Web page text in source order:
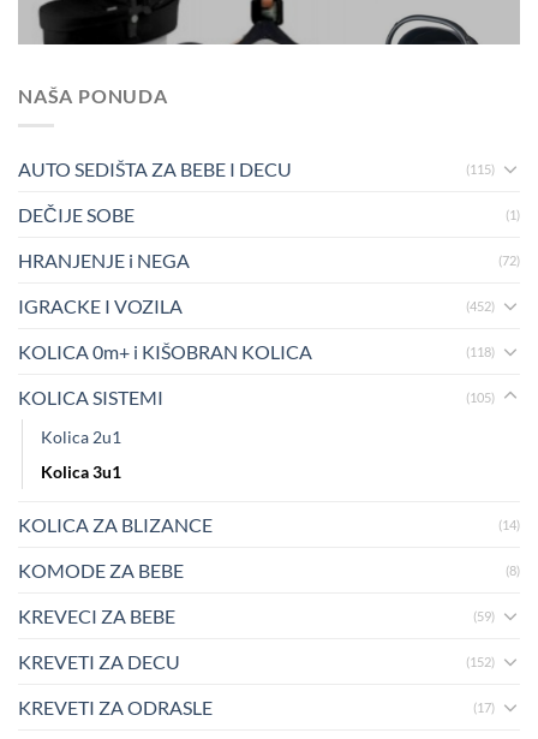
NAŠA PONUDA
AUTO SEDIŠTA ZA BEBE I DECU (115)
DEČIJE SOBE (1)
HRANJENJE i NEGA (72)
IGRACKE I VOZILA (452)
KOLICA 0m+ i KIŠOBRAN KOLICA (118)
KOLICA SISTEMI (105)
Kolica 2u1
Kolica 3u1
KOLICA ZA BLIZANCE (14)
KOMODE ZA BEBE (8)
KREVECI ZA BEBE (59)
KREVETI ZA DECU (152)
KREVETI ZA ODRASLE (17)